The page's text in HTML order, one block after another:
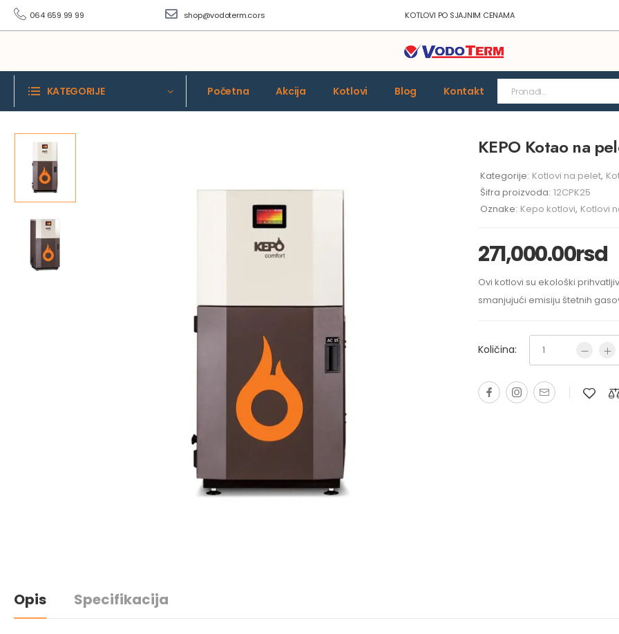
064 659 99 99 shop@vodoterm.co.rs KOTLOVI PO SJAJNIM CENAMA
KATEGORIJE Početna Akcija Kotlovi Blog Kontakt
KEPO Kotao na
Kategorije: Kotlovi na pelet,
Šifra proizvoda: 12CPK25
Oznake: Kepo kotlovi, Kotlovi
271,000.00rsd
Ovi kotlovi su ekološki
smanjujući emisiju štetnih
Količina:
Opis Specifikacija